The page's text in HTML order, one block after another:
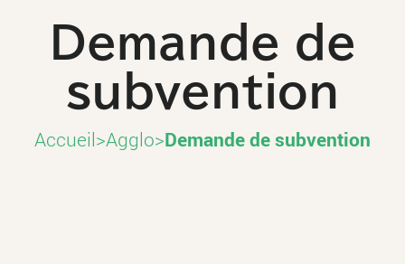
Demande de
subvention
Accueil>Agglo>Demande de subvention